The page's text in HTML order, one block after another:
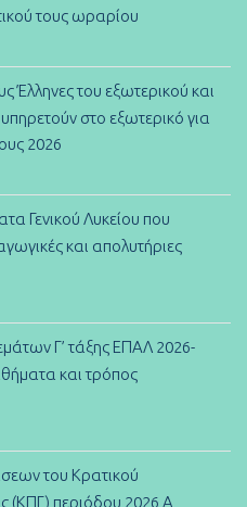
τους ωραρίου
Έλληνες του εξωτερικού και
στο εξωτερικό για
2026
Γενικού Λυκείου που
και απολυτήριες
Γ’ τάξης ΕΠΑΛ 2026-
και τρόπος
του Κρατικού
(ΚΠΓ) περιόδου 2026 Α